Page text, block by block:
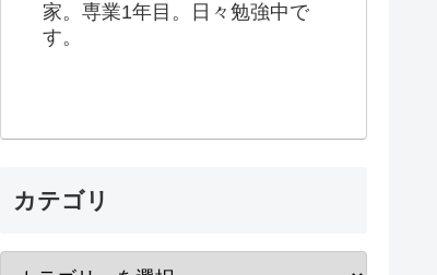
家。専業1年目。日々勉強中で
す。
カテゴリ